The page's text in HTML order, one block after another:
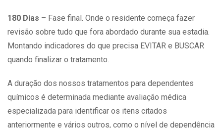
180 Dias – Fase final. Onde o residente começa fazer
revisão sobre tudo que fora abordado durante sua estadia.
Montando indicadores do que precisa EVITAR e BUSCAR
quando finalizar o tratamento.
A duração dos nossos tratamentos para dependentes
químicos é determinada mediante avaliação médica
especializada para identificar os itens citados
anteriormente e vários outros, como o nível de dependência